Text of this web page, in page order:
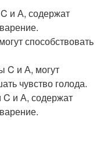
и А, содержат
способствовать
C и А, могут
чувство голода.
и А, содержат